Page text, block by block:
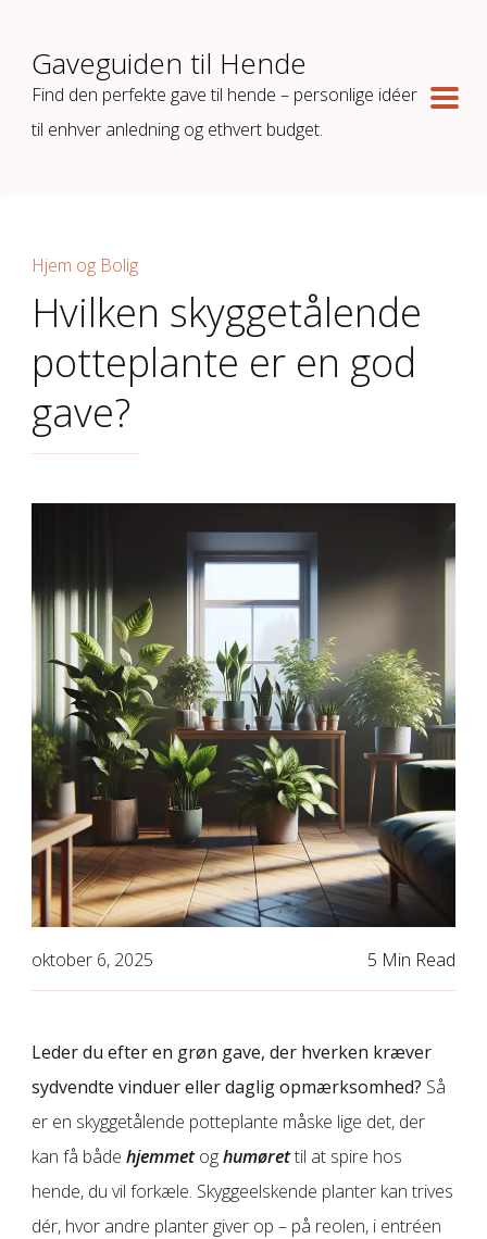
Gaveguiden til Hende
Find den perfekte gave til hende – personlige idéer
til enhver anledning og ethvert budget.
Hjem og Bolig
Hvilken skyggetålende
potteplante er en god
gave?
oktober 6, 2025 5 Min Read
Leder du efter en grøn gave, der hverken kræver
sydvendte vinduer eller daglig opmærksomhed? Så
er en skyggetålende potteplante måske lige det, der
kan få både hjemmetoghumørettil at spire hos
hende, du vil forkæle. Skyggeelskende planter kan trives
dér, hvor andre planter giver op – på reolen, i entréen